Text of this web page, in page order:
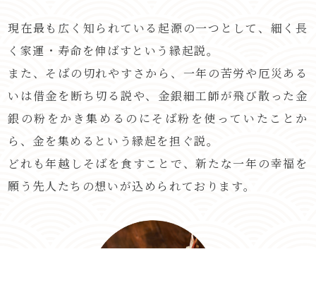
現在最も広く知られている起源の一つとして、細く長
く家運・寿命を伸ばすという縁起説。
また、そばの切れやすさから、一年の苦労や厄災ある
いは借金を断ち切る説や、金銀細工師が飛び散った金
銀の粉をかき集めるのにそば粉を使っていたことか
ら、金を集めるという縁起を担ぐ説。
どれも年越しそばを食すことで、新たな一年の幸福を
願う先人たちの想いが込められております。